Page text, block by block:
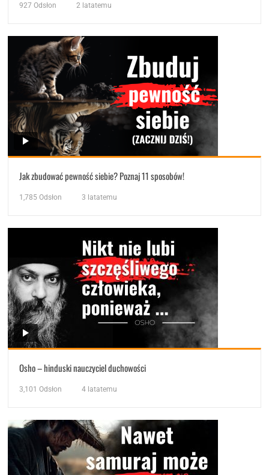
927 Odsłon 2 latatemu
Jak zbudować pewność siebie? Poznaj 11 sposobów!
1,785 Odsłon 3 latatemu
Osho – hinduski nauczyciel duchowości
3,101 Odsłon 4 latatemu